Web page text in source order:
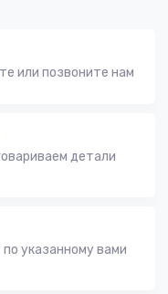
или позвоните нам
детали
указанному вами